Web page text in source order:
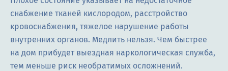
снабжение тканей кислородом, расстройство
кровоснабжения, тяжелое нарушение работы
внутренних органов. Медлить нельзя. Чем быстрее
на дом прибудет выездная наркологическая служба,
тем меньше риск необратимых осложнений.